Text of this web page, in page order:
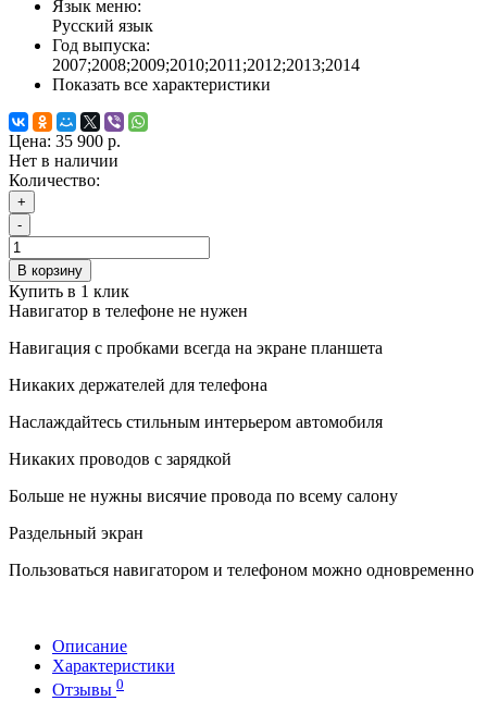
Язык меню:
Русский язык
Год выпуска:
2007;2008;2009;2010;2011;2012;2013;2014
Показать все характеристики
Цена: 35 900 р.
Нет в наличии
Количество:
+
-
В корзину
Купить в 1 клик
Навигатор в телефоне не нужен
Навигация с пробками всегда на экране планшета
Никаких держателей для телефона
Наслаждайтесь стильным интерьером автомобиля
Никаких проводов с зарядкой
Больше не нужны висячие провода по всему салону
Раздельный экран
Пользоваться навигатором и телефоном можно одновременно
Описание
Характеристики
Отзывы 0